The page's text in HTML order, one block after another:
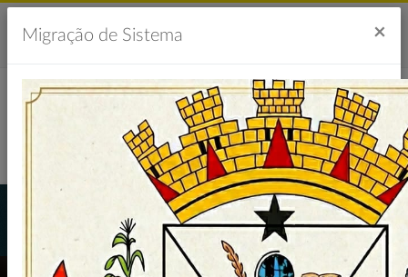
Migração de Sistema ×